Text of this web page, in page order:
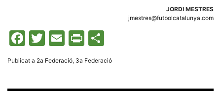
JORDI MESTRES
jmestres@futbolcatalunya.com
Facebook
Twitter
Email
Print
Publicat a 2a Federació, 3a Federació
mentre